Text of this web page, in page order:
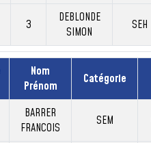
3
DEBLONDE
SIMON
SEH
Nom
Prénom
Catégorie
BARRER
FRANCOIS
SEM